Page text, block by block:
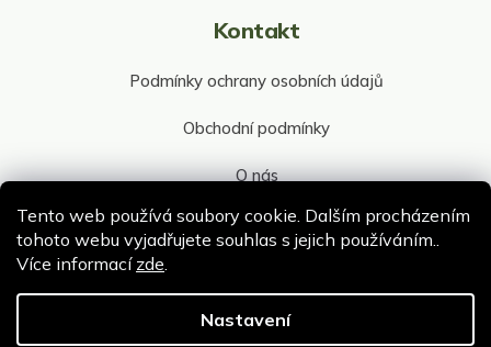
Tento web používá soubory cookie. Dalším procházením
tohoto webu vyjadřujete souhlas s jejich používáním..
Více informací zde.
Nastavení
Kontakt
Podmínky ochrany osobních údajů
Obchodní podmínky
O nás
Kontakt společnosti
ePultik.cz . Všechna práva vyhrazena.